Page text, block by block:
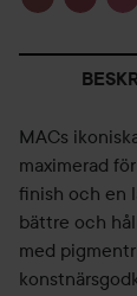
MACs
maximerad
finish och en
bättre och
med